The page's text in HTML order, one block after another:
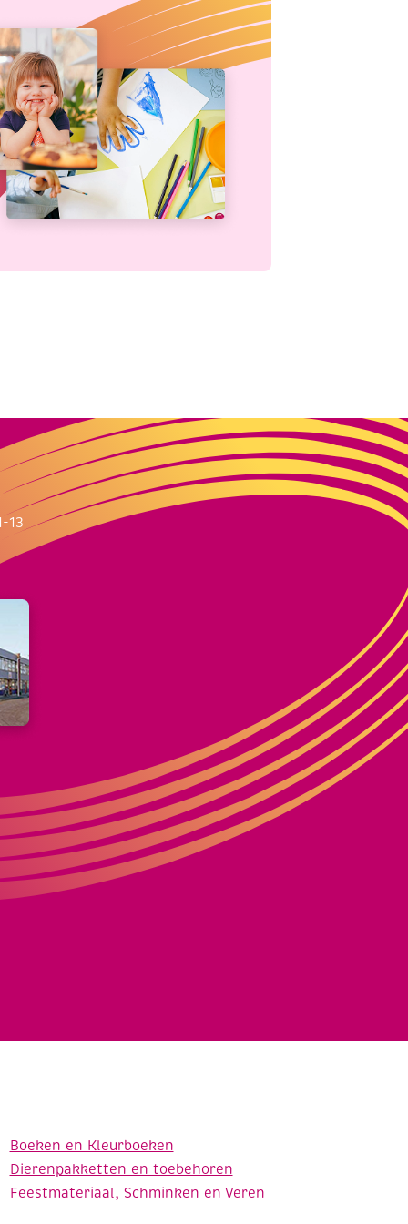
13
Boeken en Kleurboeken
Dierenpakketten en toebehoren
Feestmateriaal, Schminken en Veren